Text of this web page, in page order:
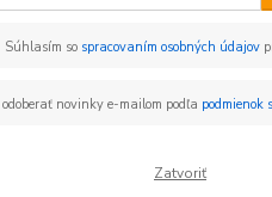
€ Od
Akcia
Súhlasím so spracovaním osobných údajov
novinky e-mailom podľa podmienok
Zatvoriť